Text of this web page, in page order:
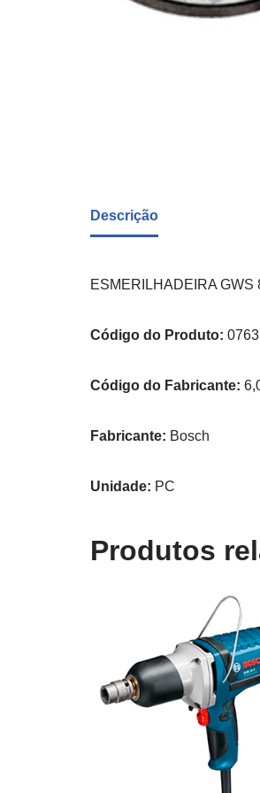
Descrição
ESMERILHADEIRA
Código do Produto:
Código do Fabricante:
Fabricante: Bosch
Unidade: PC
Produtos